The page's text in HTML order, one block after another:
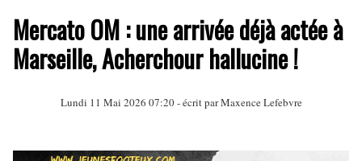
Mercato OM : une arrivée déjà actée à
Marseille, Acherchour hallucine !
Lundi 11 Mai 2026 07:20 - écrit par Maxence Lefebvre